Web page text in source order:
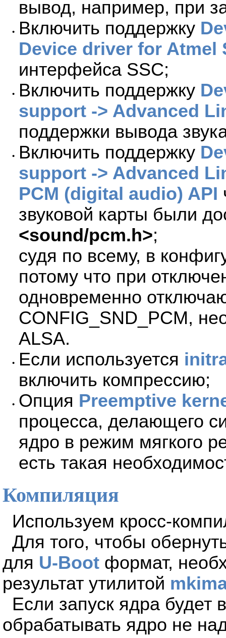
вывод, например, при
• Включить поддержку
Device driver for Atmel
интерфейса SSC;
• Включить поддержку
support -> Advanced
поддержки вывода
• Включить поддержку
support -> Advanced
PCM (digital audio) API
звуковой карты были
<sound/pcm.h>;
судя по всему, в
потому что при
одновременно
CONFIG_SND_PCM,
ALSA.
• Если используется
включить компрессию;
• Опция Preemptive
процесса, делающего
ядро в режим мягкого
есть такая
Компиляция
Используем кросс-
Для того, чтобы
для U-Boot формат,
результат утилитой
Если запуск ядра будет
обрабатывать ядро не